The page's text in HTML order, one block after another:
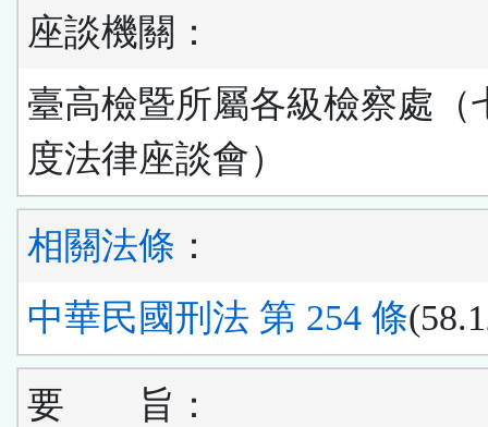
座談機關：
臺高檢暨所屬各級檢察處（
度法律座談會）
相關法條 ：
中華民國刑法 第 254 條
要 旨：